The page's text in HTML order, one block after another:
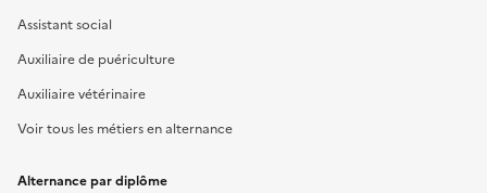
Assistant social
Auxiliaire de puériculture
Auxiliaire vétérinaire
Voir tous les métiers en alternance
Alternance par diplôme